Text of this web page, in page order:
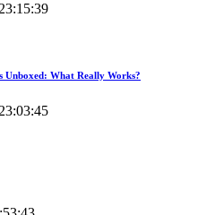
Unboxed: What Really Works?